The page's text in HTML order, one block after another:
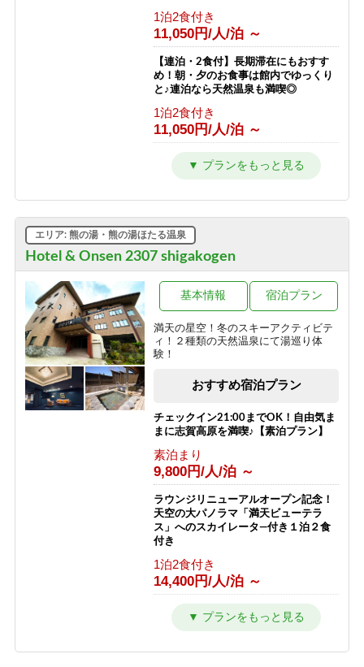
【南館】【朝食付】連泊プラン / 焼額
山スキー場が目の前！小学生までリフ
ト券無料♪
朝食のみ
【南館】【夕朝食付】連泊プラン / 焼
額山スキー場が目の前！小学生までリ
フト券無料♪
16,792円/人/泊 ～
【西館】【室料】バリューレート / 焼
額山スキー場が目の前！小学生までリ
フト券無料♪
8,166円/人/泊 ～
【西館】【朝食付】バリューレート /
焼額山スキー場が目の前！小学生まで
リフト券無料♪
11,466円/人/泊 ～
【西館】【夕朝食付】バリューレート/
焼額山スキー場が目の前！小学生まで
1泊2食付き
17,866円/人/泊 ～
【西館】【室料】連泊プラン / 焼額山
スキー場が目の前！小学生までリフト
券無料♪
素泊まり
7,145円/人/泊 ～
【西館】【朝食付】連泊プラン / 焼額
山スキー場が目の前！小学生までリフ
イル参加者限定プラン！お食事はオプ
ションで選択可能！
素泊まり
8,500円/人/泊 ～
1泊2食付き
11,050円/人/泊 ～
【連泊・2食付】長期滞在にもおすす
め！朝・夕のお食事は館内でゆっくり
と♪連泊なら天然温泉も満喫◎
1泊2食付き
11,050円/人/泊 ～
【2食付】お食事はゆっくり館内でお
楽しみ頂けるスタンダード2食！北ア
12,050円/人/泊 ～
【夕食付】早朝に出発される方はこち
ら！北アルプスを望む露天風呂付き♪
夕食のみ・朝食無しプラン！
夕食のみ
9,050円/人/泊 ～
【朝食付】ご到着が遅いご予約にもお
すすめ！北アルプスを望む露天風呂付
8,050円/人/泊 ～
給湯、その他サービスなしの割り切り
プラン◎
素泊まり
4,000円/人/泊 ～
【2食付・連泊プラン】5泊以上のご宿
む露天風呂付温泉宿
1泊2食付き
10,000円/人/泊 ～
Hotel & Onsen 2307 shigakogen
エリア: 熊の湯・熊の湯ほたる温泉
満天の星空！冬のスキーアクティビテ
ィ！２種類の天然温泉にて湯巡り体
験！
基本情報 宿泊プラン
おすすめ宿泊プラン
チェックイン21:00までOK！自由気ま
まに志賀高原を満喫♪【素泊プラン】
素泊まり
9,800円/人/泊 ～
ラウンジリニューアルオープン記念！
天空の大パノラマ「満天ビューテラ
ス」へのスカイレータ―付き１泊２食
付き
1泊2食付き
14,400円/人/泊 ～
カラオケ＆BARオープン記念！ Bar
での１ドリンク付き１泊２食プラン